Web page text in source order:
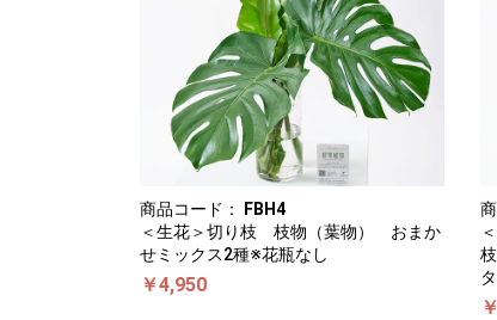
商品コード：
FBH4
＜生花＞切り枝 枝物（葉物） おまか
せミックス2種※花瓶なし
￥4,950
タ